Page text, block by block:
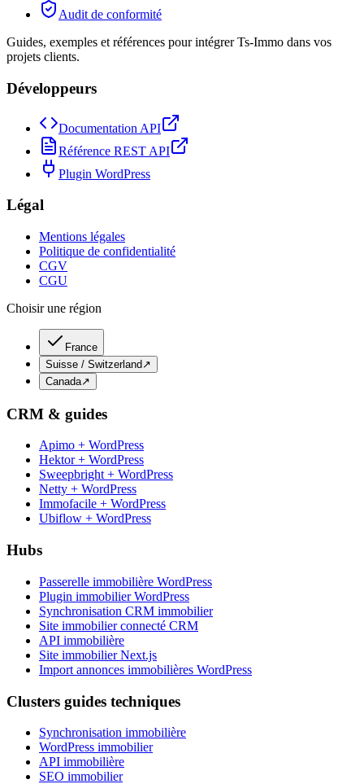
Audit de conformité
Guides, exemples et références pour intégrer Ts-Immo dans vos
projets clients.
Développeurs
Documentation API
Référence REST API
Plugin WordPress
Légal
Mentions légales
Politique de confidentialité
CGV
CGU
Choisir une région
France
Suisse / Switzerland ↗
Canada↗
CRM & guides
Apimo + WordPress
Hektor + WordPress
Sweepbright + WordPress
Netty + WordPress
Immofacile + WordPress
Ubiflow + WordPress
Hubs
Passerelle immobilière WordPress
Plugin immobilier WordPress
Synchronisation CRM immobilier
Site immobilier connecté CRM
API immobilière
Site immobilier Next.js
Import annonces immobilières WordPress
Clusters guides techniques
Synchronisation immobilière
WordPress immobilier
API immobilière
SEO immobilier